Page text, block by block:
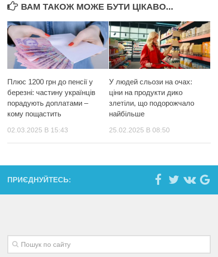
ВАМ ТАКОЖ МОЖЕ БУТИ ЦІКАВО...
Плюс 1200 грн до пенсії у
березні: частину українців
порадують доплатами –
кому пощастить
02.03.2025 В 15:43
У людей сльози на очах: ​​
ціни на продукти дико
злетіли, що подорожчало
найбільше
25.02.2025 В 08:50
ПРИЄДНУЙТЕСЬ: